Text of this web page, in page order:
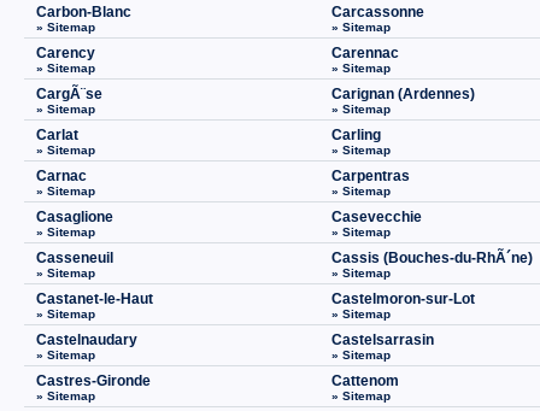
Carbon-Blanc
» Sitemap
Carcassonne
» Sitemap
Carency
» Sitemap
Carennac
» Sitemap
CargÃ¨se
» Sitemap
Carignan (Ardennes)
» Sitemap
Carlat
» Sitemap
Carling
» Sitemap
Carnac
» Sitemap
Carpentras
» Sitemap
Casaglione
» Sitemap
Casevecchie
» Sitemap
Casseneuil
» Sitemap
Cassis (Bouches-du-RhÃ´ne)
» Sitemap
Castanet-le-Haut
» Sitemap
Castelmoron-sur-Lot
» Sitemap
Castelnaudary
» Sitemap
Castelsarrasin
» Sitemap
Castres-Gironde
» Sitemap
Cattenom
» Sitemap